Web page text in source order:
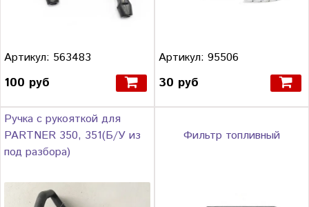
Артикул: 563483
100 руб
Артикул: 95506
30 руб
Ручка с рукояткой для
PARTNER 350, 351(Б/У из
под разбора)
Фильтр топливный